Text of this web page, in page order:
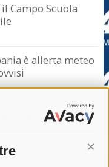
Campo Scuola
è allerta meteo
la linea Eav